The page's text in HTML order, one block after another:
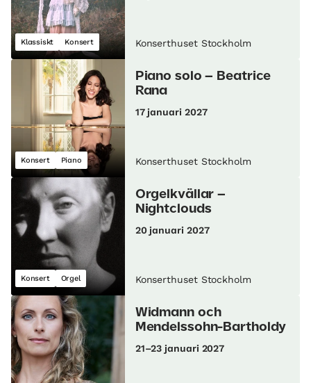
Klassiskt Konsert Konserthuset Stockholm
Konsert Piano
Piano solo – Beatrice
Rana
17 januari 2027
Konserthuset Stockholm
Konsert Orgel
Orgelkvällar –
Nightclouds
20 januari 2027
Konserthuset Stockholm
Widmann och
Mendelssohn-Bartholdy
21–23 januari 2027